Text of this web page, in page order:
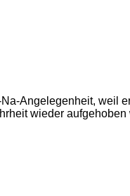
Angelegenheit, weil
wieder aufgehoben